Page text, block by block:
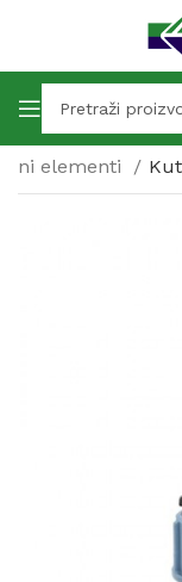
elementi